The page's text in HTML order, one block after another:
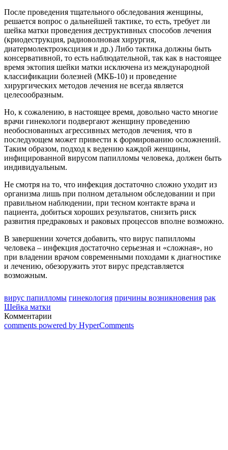
После проведения тщательного обследования женщины,
решается вопрос о дальнейшей тактике, то есть, требует ли
шейка матки проведения деструктивных способов лечения
(криодеструкция, радиоволновая хирургия,
диатермолектроэксцизия и др.) Либо тактика должны быть
консервативной, то есть наблюдательной, так как в настоящее
время эктопия шейки матки исключена из международной
классификации болезней (МКБ-10) и проведение
хирургических методов лечения не всегда является
целесообразным.
Но, к сожалению, в настоящее время, довольно часто многие
врачи гинекологи подвергают женщину проведению
необоснованных агрессивных методов лечения, что в
последующем может привести к формированию осложнений.
Таким образом, подход к ведению каждой женщины,
инфицированной вирусом папилломы человека, должен быть
индивидуальным.
Не смотря на то, что инфекция достаточно сложно уходит из
организма лишь при полном детальном обследовании и при
правильном наблюдении, при тесном контакте врача и
пациента, добиться хороших результатов, снизить риск
развития предраковых и раковых процессов вполне возможно.
В завершении хочется добавить, что вирус папилломы
человека – инфекция достаточно серьезная и «сложная», но
при владении врачом современными походами к диагностике
и лечению, обезоружить этот вирус представляется
возможным.
вирус папилломы гинекология причины возникновения рак
Шейка матки
Комментарии
comments powered by HyperComments